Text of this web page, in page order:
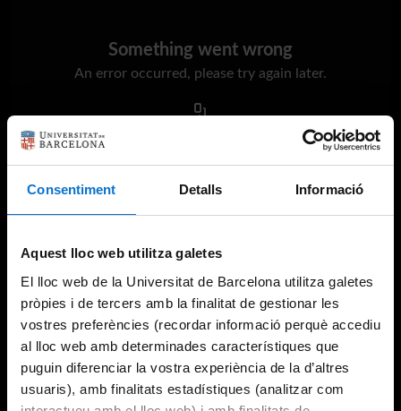
Consentiment Detalls Informació
Aquest lloc web utilitza galetes
El lloc web de la Universitat de Barcelona utilitza galetes
pròpies i de tercers amb la finalitat de gestionar les
vostres preferències (recordar informació perquè accediu
al lloc web amb determinades característiques que
puguin diferenciar la vostra experiència de la d’altres
usuaris), amb finalitats estadístiques (analitzar com
Something went wrong
An error occurred, please try again later.